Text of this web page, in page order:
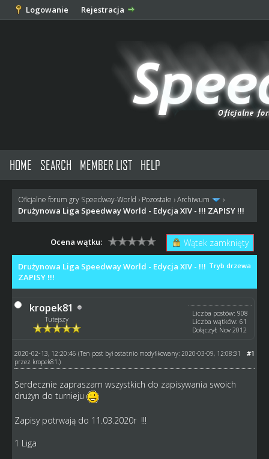
Logowanie Rejestracja
HOME SEARCH MEMBER LIST HELP
Oficjalne forum gry Speedway-World › Pozostałe ›Archiwum ›
Drużynowa Liga Speedway World - Edycja XIV - !!! ZAPISY !!!
Wątek zamknięty
Ocena wątku:
Tryb drzewa
Drużynowa Liga Speedway World - Edycja XIV - !!!
ZAPISY !!!
kropek81
Tutejszy
Liczba postów: 908
Liczba wątków: 61
Dołączył: Nov 2012
#1
2020-02-13, 12:20:46 (Ten post był ostatnio modyfikowany: 2020-03-09, 12:08:31
przez kropek81 .)
Serdecznie zapraszam wszystkich do zapisywania swoich
drużyn do turnieju
Zapisy potrwają do 11.03.2020r !!!
1 Liga